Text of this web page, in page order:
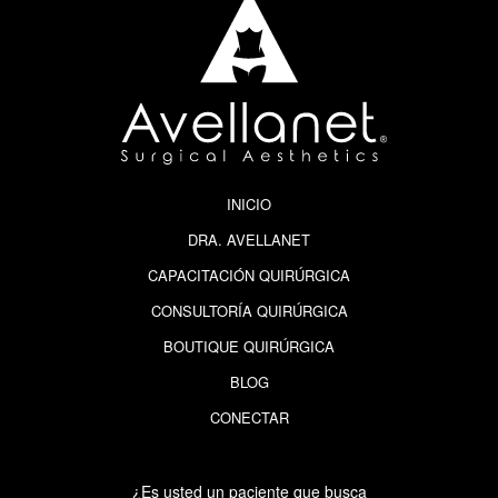
INICIO
DRA. AVELLANET
CAPACITACIÓN QUIRÚRGICA
CONSULTORÍA QUIRÚRGICA
BOUTIQUE QUIRÚRGICA
BLOG
CONECTAR
¿Es usted un paciente que busca